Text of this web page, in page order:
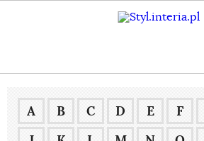
A B C D E F